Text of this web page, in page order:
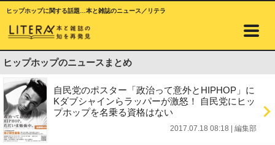
ヒップホップに関する話題…本と雑誌のニュース／リテラ
ヒップホップのニュースまとめ
自民党のポスター「政治って意外とHIPHOP」に
Kダブシャインらラッパーが激怒！ 自民党にヒッ
プホップを名乗る資格はない
2017.07.18 08:18 編集部